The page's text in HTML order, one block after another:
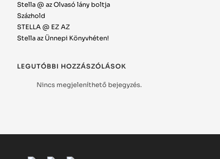
Stella @ az Olvasó lány boltja
Százhold
STELLA @ EZ AZ
Stella az Ünnepi Könyvhéten!
LEGUTÓBBI HOZZÁSZÓLÁSOK
Nincs megjeleníthető bejegyzés.